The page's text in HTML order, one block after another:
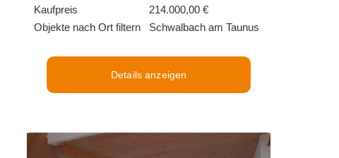
Kaufpreis
214.000,00 €
Objekte nach Ort filtern
Schwalbach am Taunus
Details anzeigen